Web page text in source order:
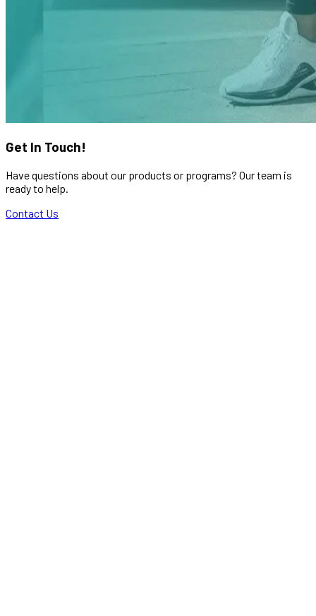
Get In Touch!
Have questions about our products or programs? Our team is
ready to help.
Contact Us